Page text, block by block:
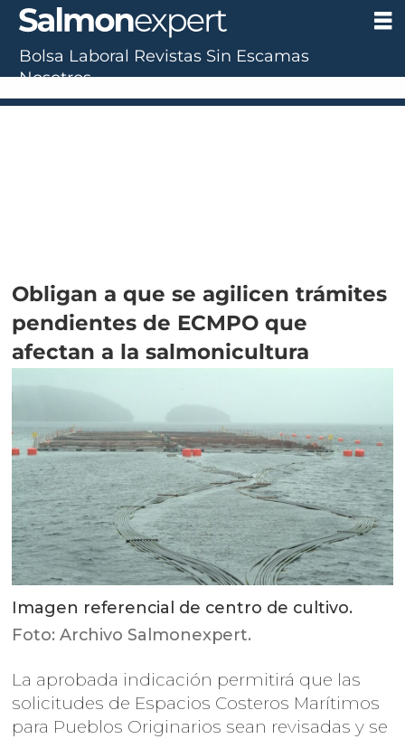
Obligan a que se agilicen trámites
pendientes de ECMPO que
afectan a la salmonicultura
Imagen referencial de centro de cultivo.
Foto: Archivo Salmonexpert.
La aprobada indicación permitirá que las
solicitudes de Espacios Costeros Marítimos
para Pueblos Originarios sean revisadas y se
Bolsa Laboral Revistas Sin Escamas
Nosotros